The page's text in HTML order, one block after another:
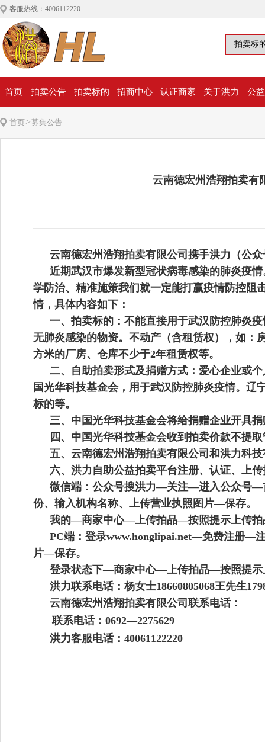
客服热线：4006112220
首页 拍卖公告 拍卖标的 招商中心 认证商家 关于洪力 公
首页>募集公告
云南德宏州浩翔拍卖有
云南德宏州浩翔拍卖有限公司 携手洪力（公
近期武汉市爆发新型冠状病毒感染的肺炎疫
学防治、精准施策我们就一定能打赢疫情防控阻
情，具体内容如下：
一、拍卖标的：不能直接用于武汉防控肺炎
无肺炎感染的物资。不动产（含租赁权），如：
方米的厂房、仓库不少于2年租赁权等。
二、自助拍卖形式及捐赠方式：爱心企业或
国光华科技基金会，用于武汉防控肺炎疫情。 辽
标的等。
三、中国光华科技基金会将给捐赠企业开具
四、中国光华科技基金会收到拍卖价款不提
五、 云南德宏州浩翔拍卖有限公司和洪力科
六、洪力自助公益拍卖平台注册、认证、上
微信端：公众号搜洪力—关注—进入公众号
份、输入机构名称、上传营业执照图片—保存。
我的—商家中心—上传拍品—按照提示上传
PC端：登录www.honglipai.net—免费注册—
片—保存。
登录状态下—商家中心—上传拍品—按照提
洪力联系电话：杨女士18660805068王先生
云南德宏州浩翔拍卖有限公司联系电话：
联系电话： 0692—2275629
洪力客服电话：40061122220